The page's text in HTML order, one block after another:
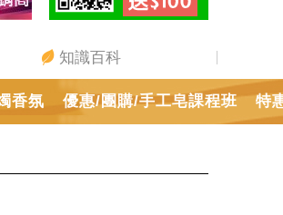
香氛 優惠/團購/手工皂課程班 特
知識百科